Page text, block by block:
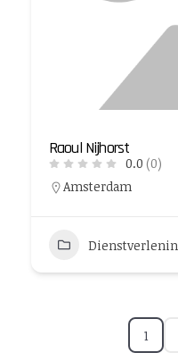
Raoul Nijhorst
0.0 (0)
Amsterdam
1